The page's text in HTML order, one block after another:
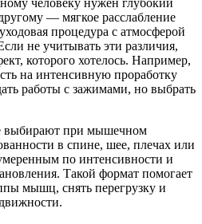
человеку нужен глубокий
— мягкое расслабление
процедура с атмосферой
не учитывать эти различия,
которого хотелось. Например,
на интенсивную проработку
работы с зажимами, но выбрать
выбирают при мышечном
в спине, шее, плечах или
по интенсивности и
Такой формат помогает
мышц, снять перегрузку и